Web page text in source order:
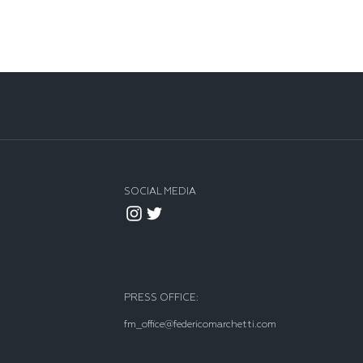
SOCIAL MEDIA
PRESS OFFICE:
fm_office@federicomarchetti.com